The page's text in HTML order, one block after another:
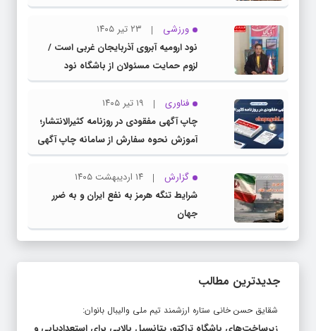
ورزشی
۲۳ تیر ۱۴۰۵
نود ارومیه آبروی آذربایجان غربی است /
لزوم حمایت مسئولان از باشگاه نود
فناوری
۱۹ تیر ۱۴۰۵
چاپ آگهی مفقودی در روزنامه کثیرالانتشار؛
آموزش نحوه سفارش از سامانه چاپ آگهی
دات کام
گزارش
۱۴ اردیبهشت ۱۴۰۵
شرایط تنگه هرمز به نفع ایران و به ضرر
جهان
جدیدترین مطالب
شقایق حسن خانی ستاره ارزشمند تیم ملی والیبال بانوان: